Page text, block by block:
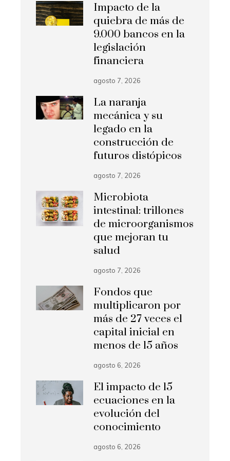
Impacto de la
quiebra de más de
9.000 bancos en la
legislación
financiera
agosto 7, 2026
La naranja
mecánica y su
legado en la
construcción de
futuros distópicos
agosto 7, 2026
Microbiota
intestinal: trillones
de microorganismos
que mejoran tu
salud
agosto 7, 2026
Fondos que
multiplicaron por
más de 27 veces el
capital inicial en
menos de 15 años
agosto 6, 2026
El impacto de 15
ecuaciones en la
evolución del
conocimiento
agosto 6, 2026